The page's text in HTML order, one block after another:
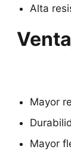
Alta
Mayor
Mayor